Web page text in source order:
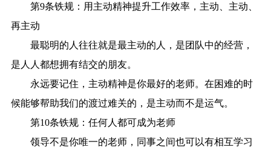
第9条铁规：用主动精神提升工作效率，主动、主动、
再主动
最聪明的人往往就是最主动的人，是团队中的经营，
是人人都想拥有结交的朋友。
永远要记住，主动精神是你最好的老师。在困难的时
候能够帮助我们的渡过难关的，是主动而不是运气。
第10条铁规：任何人都可成为老师
领导不是你唯一的老师，同事之间也可以有相互学习